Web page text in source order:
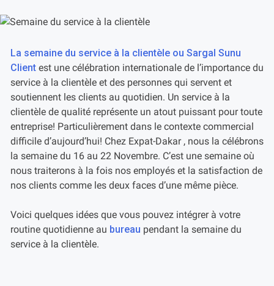
La semaine du service à la clientèle ou Sargal Sunu
Client est une célébration internationale de l’importance du
service à la clientèle et des personnes qui servent et
soutiennent les clients au quotidien. Un service à la
clientèle de qualité représente un atout puissant pour toute
entreprise! Particulièrement dans le contexte commercial
difficile d’aujourd’hui! Chez Expat-Dakar , nous la célébrons
la semaine du 16 au 22 Novembre. C’est une semaine où
nous traiterons à la fois nos employés et la satisfaction de
nos clients comme les deux faces d’une même pièce.
Voici quelques idées que vous pouvez intégrer à votre
routine quotidienne au bureau pendant la semaine du
service à la clientèle.